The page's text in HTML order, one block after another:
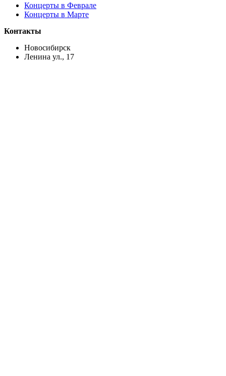
Концерты в Феврале
Концерты в Марте
Контакты
Новосибирск
Ленина ул., 17